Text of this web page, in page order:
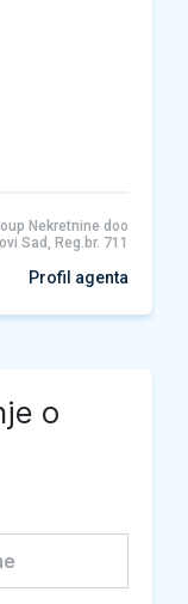
Nekretnine doo
Sad, Reg.br. 711
Profil agenta
o